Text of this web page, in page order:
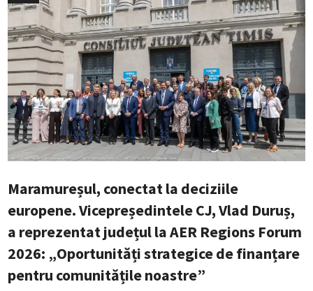
Maramureșul, conectat la deciziile
europene. Vicepreședintele CJ, Vlad Duruș,
a reprezentat județul la AER Regions Forum
2026: „Oportunități strategice de finanțare
pentru comunitățile noastre”